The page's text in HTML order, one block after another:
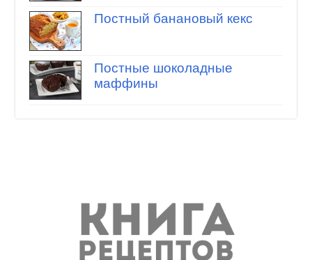
Постный банановый кекс
Постные шоколадные
маффины